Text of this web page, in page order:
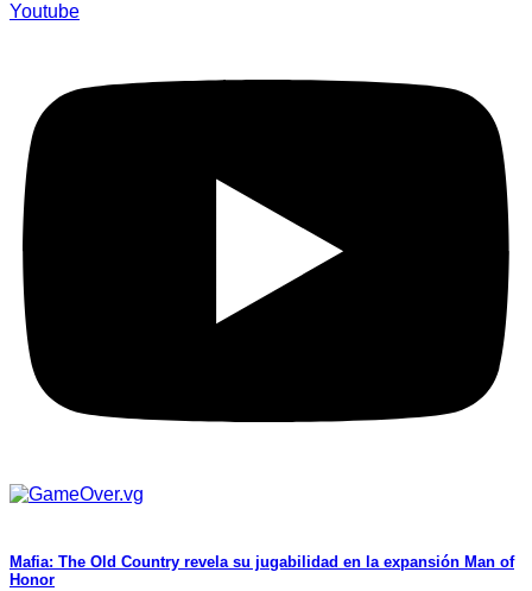
Youtube
Mafia: The Old Country revela su jugabilidad en la expansión Man of
Honor